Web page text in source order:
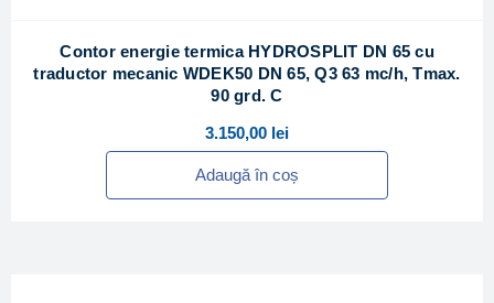
Contor energie termica HYDROSPLIT DN 65 cu
traductor mecanic WDEK50 DN 65, Q3 63 mc/h, Tmax.
90 grd. C
3.150,00 lei
Adaugă în coș